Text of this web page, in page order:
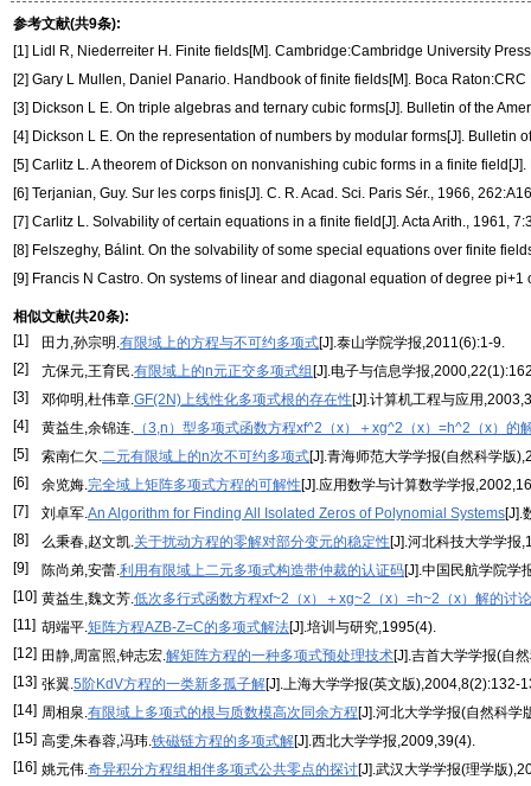
参考文献(共9条):
[1] Lidl R, Niederreiter H. Finite fields[M]. Cambridge:Cambridge University
[2] Gary L Mullen, Daniel Panario. Handbook of finite fields[M]. Boca Raton:CRC
[3] Dickson L E. On triple algebras and ternary cubic forms[J]. Bulletin of the
[4] Dickson L E. On the representation of numbers by modular forms[J]. Bulletin
[5] Carlitz L. A theorem of Dickson on nonvanishing cubic forms in a finite
[6] Terjanian, Guy. Sur les corps finis[J]. C. R. Acad. Sci. Paris Sér., 1966,
[7] Carlitz L. Solvability of certain equations in a finite field[J]. Acta Arith., 1961,
[8] Felszeghy, Bálint. On the solvability of some special equations over finite
[9] Francis N Castro. On systems of linear and diagonal equation of degree
相似文献(共20条):
[1]
田力,孙宗明.有限域上的方程与不可约多项式[J].泰山学院学报,2011(6):1-9.
[2]
亢保元,王育民.有限域上的n元正交多项式组 [J].电子与信息学报
[3]
邓仰明,杜伟章.GF(2N)上线性化多项式根的存在性[J].计算机工程与应用
[4]
黄益生,余锦连. （3,n）型多项式函数方程xf^2（x）＋xg^2（x）=h^2（x）的
[5]
索南仁欠.二元有限域上的n次不可约多项式[J].青海师范大学学报(自然科学版
[6]
余览娒.完全域上矩阵多项式方程的可解性[J].应用数学与计算数学学报
[7]
刘卓军.An Algorithm for Finding All Isolated Zeros of Polynomial Systems[J].
[8]
么秉春,赵文凯.关于扰动方程的零解对部分变元的稳定性[J].河北科技大学学报
[9]
陈尚弟,安蕾.利用有限域上二元多项式构造带仲裁的认证码[J].中国民航学院学
[10] 黄益生,魏文芳.低次多行式函数方程xf~2（x）＋xg~2（x）=h~2（x）解的讨论
[11] 胡端平.矩阵方程AZB-Z=C的多项式解法[J].培训与研究,1995(4).
[12] 田静,周富照,钟志宏.解矩阵方程的一种多项式预处理技术[J].吉首大学学报(自
[13] 张翼.5阶KdV方程的一类新多孤子解[J].上海大学学报(英文版),2004,8(2):132-
[14] 周相泉.有限域上多项式的根与质数模高次同余方程[J].河北大学学报(自然科学
[15] 高雯,朱春蓉,冯玮.铁磁链方程的多项式解[J].西北大学学报,2009,39(4).
[16] 姚元伟.奇异积分方程组相伴多项式公共零点的探讨[J].武汉大学学报(理学版